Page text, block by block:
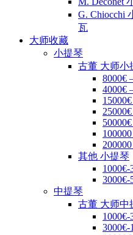
G. Chiocchi
瓦
大师收藏
小提琴
古董 大师小
8000€
4000€
其他 小提琴
1000€-
3000€-
中提琴
古董 大师中
1000€-
3000€-